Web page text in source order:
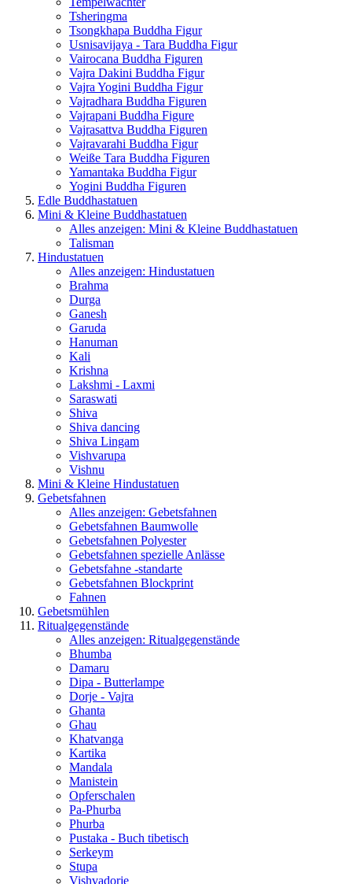
Tsheringma
Tsongkhapa Buddha Figur
Usnisavijaya - Tara Buddha Figur
Vairocana Buddha Figuren
Vajra Dakini Buddha Figur
Vajra Yogini Buddha Figur
Vajradhara Buddha Figuren
Vajrapani Buddha Figure
Vajrasattva Buddha Figuren
Vajravarahi Buddha Figur
Weiße Tara Buddha Figuren
Yamantaka Buddha Figur
Yogini Buddha Figuren
Edle Buddhastatuen
Mini & Kleine Buddhastatuen
Alles anzeigen: Mini & Kleine Buddhastatuen
Talisman
Hindustatuen
Alles anzeigen: Hindustatuen
Brahma
Durga
Ganesh
Garuda
Hanuman
Kali
Krishna
Lakshmi - Laxmi
Saraswati
Shiva
Shiva dancing
Shiva Lingam
Vishvarupa
Vishnu
Mini & Kleine Hindustatuen
Gebetsfahnen
Alles anzeigen: Gebetsfahnen
Gebetsfahnen Baumwolle
Gebetsfahnen Polyester
Gebetsfahnen spezielle Anlässe
Gebetsfahne -standarte
Gebetsfahnen Blockprint
Fahnen
Gebetsmühlen
Ritualgegenstände
Alles anzeigen: Ritualgegenstände
Bhumba
Damaru
Dipa - Butterlampe
Dorje - Vajra
Ghanta
Ghau
Khatvanga
Kartika
Mandala
Manistein
Opferschalen
Pa-Phurba
Phurba
Pustaka - Buch tibetisch
Serkeym
Stupa
Vishvadorje